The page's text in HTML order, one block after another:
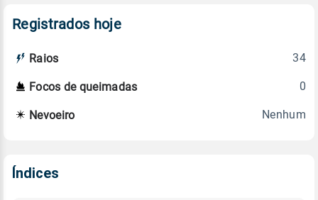
Registrados hoje
Raios 34
Focos de queimadas 0
Nevoeiro Nenhum
Índices